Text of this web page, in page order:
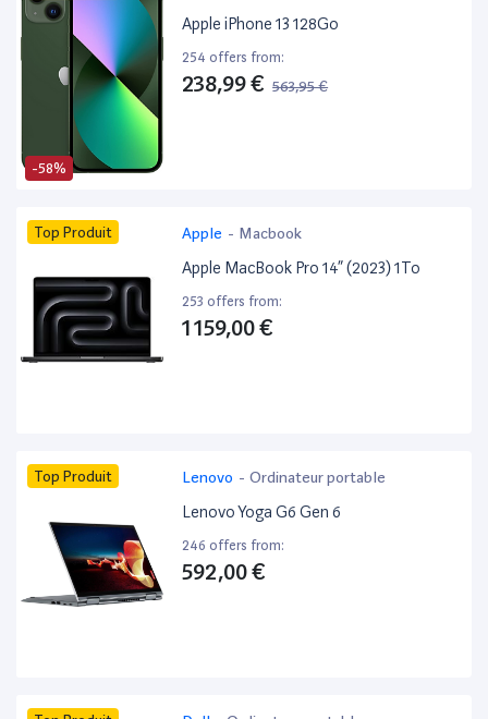
-58%
Apple iPhone 13 128Go
254 offers from:
238,99 € 563,95 €
Top Produit Apple - Macbook
Apple MacBook Pro 14” (2023) 1To
253 offers from:
1 159,00 €
Top Produit Lenovo - Ordinateur portable
Lenovo Yoga G6 Gen 6
246 offers from:
592,00 €